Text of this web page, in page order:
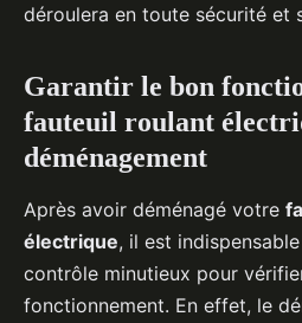
déroulera en toute sécurité et
Garantir le bon
fauteuil roulant
déménagement
Après avoir déménagé votre
électrique, il est
contrôle minutieux pour
fonctionnement. En effet, le